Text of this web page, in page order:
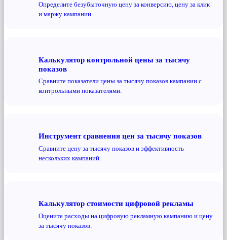
Определите безубыточную цену за конверсию, цену за клик
и маржу кампании.
Калькулятор контрольной цены за тысячу
показов
Сравните показатели цены за тысячу показов кампании с
контрольными показателями.
Инструмент сравнения цен за тысячу показов
Сравните цену за тысячу показов и эффективность
нескольких кампаний.
Калькулятор стоимости цифровой рекламы
Оцените расходы на цифровую рекламную кампанию и цену
за тысячу показов.